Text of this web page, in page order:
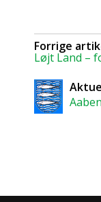
Forrige
Løjt Land –